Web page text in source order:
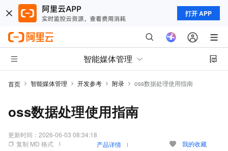
打开 APP
智能媒体管理
首页 智能媒体管理 开发参考 附录 oss数据处理使用指南
oss数据处理使用指南
更新时间： 2026-06-03 08:34:18
复制 MD 格式
产品详情 我的收藏